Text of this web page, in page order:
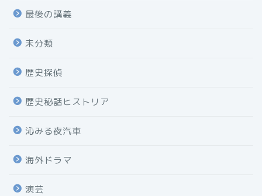
最後の講義
未分類
歴史探偵
歴史秘話ヒストリア
沁みる夜汽車
海外ドラマ
演芸